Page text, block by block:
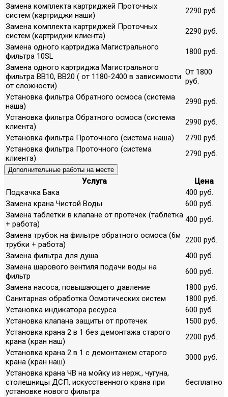
Замена комплекта картриджей Проточных
систем (картриджи наши)
2290 руб.
Замена комплекта картриджей Проточных
систем (картриджи клиента)
2290 руб.
Замена одного картриджа Магистрального
фильтра 10SL
1800 руб.
Замена одного картриджа Магистрального
фильтра ВВ10, ВВ20 ( от 1180-2400 в зависимости
от сложности)
От 1800
руб.
Установка фильтра Обратного осмоса (система
наша)
2990 руб.
Установка фильтра Обратного осмоса (система
клиента)
2990 руб.
Установка фильтра Проточного (система наша)
2790 руб.
Установка фильтра Проточного (система
клиента)
2790 руб.
Дополнительные работы на месте
Услуга
Цена
Подкачка Бака
400 руб.
Замена крана Чистой Воды
600 руб.
Замена таблетки в клапане от протечек (таблетка
+ работа)
400 руб.
Замена трубок на фильтре обратного осмоса (6м
трубки + работа)
2200 руб.
Замена фильтра для душа
400 руб.
Замена шарового вентиля подачи воды на
фильтр
600 руб.
Замена насоса, повышающего давление
1800 руб.
Санитарная обработка Осмотических систем
1800 руб.
Установка индикатора ресурса
600 руб.
Установка клапана защиты от протечек
1500 руб.
Установка крана 2 в 1 без демонтажа старого
крана (кран наш)
2200 руб.
Установка крана 2 в 1 с демонтажем старого
крана (кран наш)
3000 руб.
Установка крана ЧВ на мойку из нерж., чугуна,
столешницы ДСП, искусственного крана при
установке нового фильтра
бесплатно